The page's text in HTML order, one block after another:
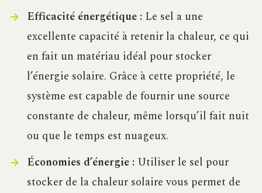
Efficacité énergétique :Le sel a une
excellente capacité à retenir la chaleur, ce qui
en fait un matériau idéal pour stocker
l’énergie solaire. Grâce à cette propriété, le
système est capable de fournir une source
constante de chaleur, même lorsqu’il fait nuit
ou que le temps est nuageux.
Économies d’énergie :Utiliser le sel pour
stocker de la chaleur solaire vous permet de